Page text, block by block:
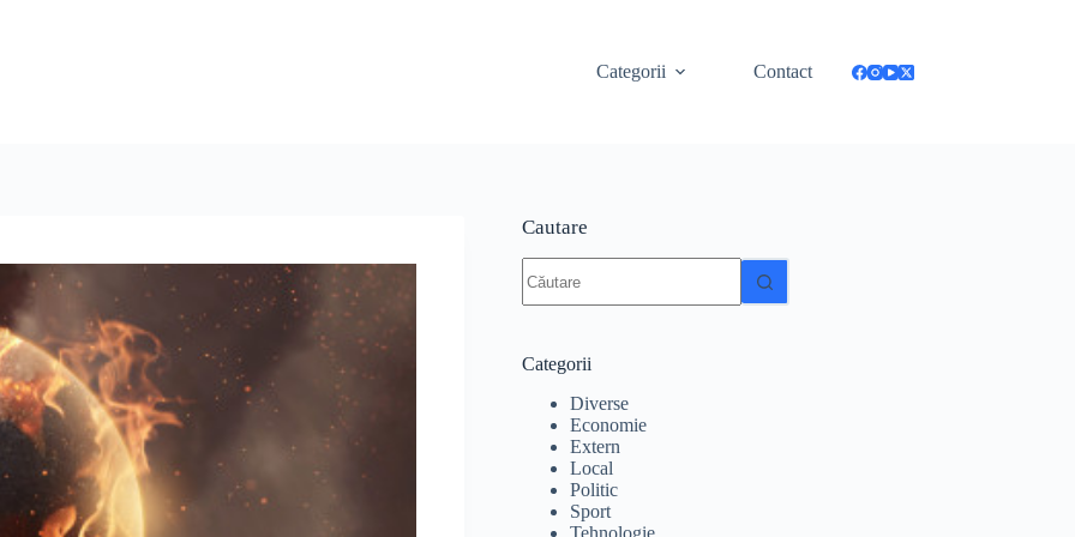
Categorii
Contact
Cautare
rezultat
Categorii
Diverse
Economie
Extern
Local
Politic
Sport
Tehnologie